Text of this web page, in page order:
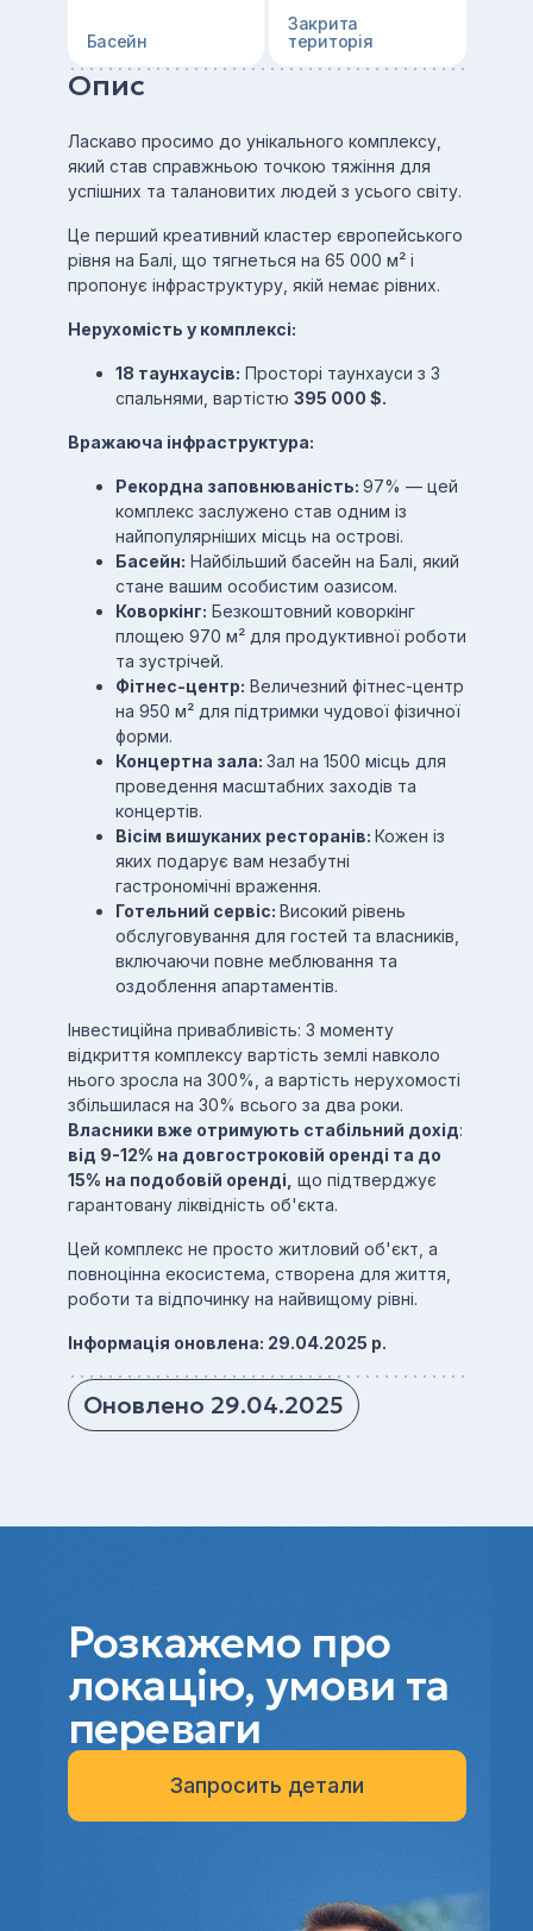
Басейн
Закрита
територія
Опис
Ласкаво просимо до унікального комплексу,
який став справжньою точкою тяжіння для
успішних та талановитих людей з усього світу.
Це перший креативний кластер європейського
рівня на Балі, що тягнеться на 65 000 м² і
пропонує інфраструктуру, якій немає рівних.
Нерухомість у комплексі:
18 таунхаусів: Просторі таунхауси з 3
спальнями, вартістю 395 000 $.
Вражаюча інфраструктура:
Рекордна заповнюваність: 97% — цей
комплекс заслужено став одним із
найпопулярніших місць на острові.
Басейн: Найбільший басейн на Балі, який
стане вашим особистим оазисом.
Коворкінг: Безкоштовний коворкінг
площею 970 м² для продуктивної роботи
та зустрічей.
Фітнес-центр: Величезний фітнес-центр
на 950 м² для підтримки чудової фізичної
форми.
Концертна зала: Зал на 1500 місць для
проведення масштабних заходів та
концертів.
Вісім вишуканих ресторанів: Кожен із
яких подарує вам незабутні
гастрономічні враження.
Готельний сервіс: Високий рівень
обслуговування для гостей та власників,
включаючи повне меблювання та
оздоблення апартаментів.
Інвестиційна привабливість: З моменту
відкриття комплексу вартість землі навколо
нього зросла на 300%, а вартість нерухомості
збільшилася на 30% всього за два роки.
Власники вже отримують стабільний дохід:
від 9-12% на довгостроковій оренді та до
15% на подобовій оренді, що підтверджує
гарантовану ліквідність об'єкта.
Цей комплекс не просто житловий об'єкт, а
повноцінна екосистема, створена для життя,
роботи та відпочинку на найвищому рівні.
Інформація оновлена: 29.04.2025 р.
Оновлено 29.04.2025
Розкажемо про
локацію, умови та
переваги
Запросить детали